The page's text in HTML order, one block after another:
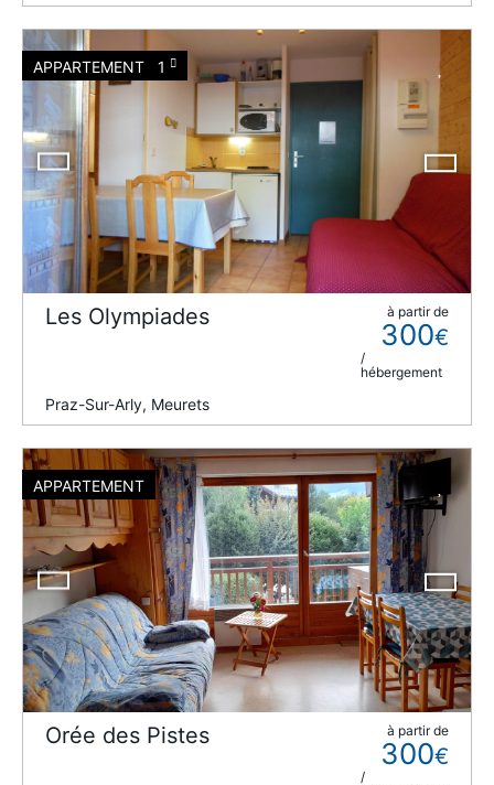
APPARTEMENT 1
Les Olympiades
Praz-Sur-Arly, Meurets
à partir de
300€
/
hébergement
APPARTEMENT
Orée des Pistes à partir de
300€
/